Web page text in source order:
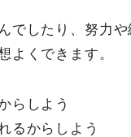
でしたり、努力
よくできます。
らしよう
るからしよう